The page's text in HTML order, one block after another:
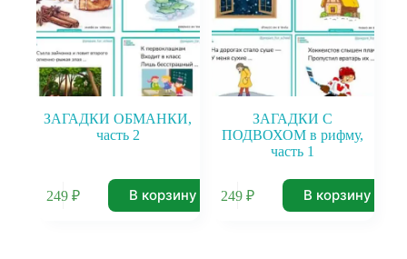
ЗАГАДКИ ОБМАНКИ,
часть 2
249 ₽ В корзину
ЗАГАДКИ С
ПОДВОХОМ в рифму,
часть 1
249₽ В корзину